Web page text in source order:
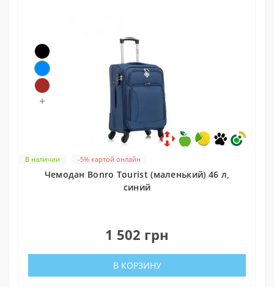
В наличии
+
-5% картой онлайн
Чемодан Bonro Tourist (маленький) 46 л,
синий
1 502 грн
В КОРЗИНУ